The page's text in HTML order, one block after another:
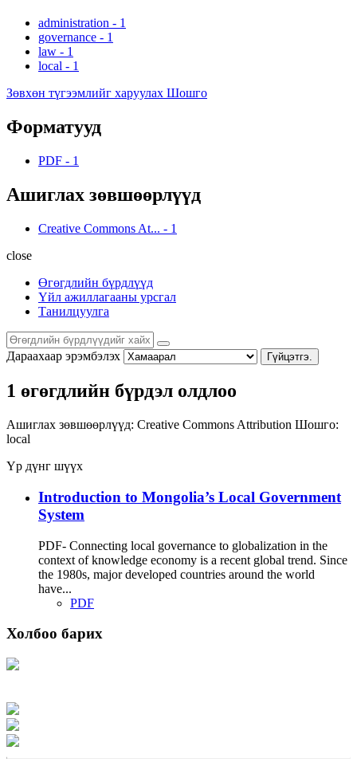
administration - 1
governance - 1
law - 1
local - 1
Зөвхөн түгээмлийг харуулах Шошго
Форматууд
PDF - 1
Ашиглах зөвшөөрлүүд
Creative Commons At... - 1
close
Өгөгдлийн бүрдлүүд
Үйл ажиллагааны урсгал
Танилцуулга
Дараахаар эрэмбэлэх Гүйцэтгэ.
1 өгөгдлийн бүрдэл олдлоо
Ашиглах зөвшөөрлүүд: Creative Commons Attribution Шошго:
local
Үр дүнг шүүх
Introduction to Mongolia’s Local Government
System
PDF- Connecting local governance to globalization in the
context of knowledge economy is a recent global trend. Since
the 1980s, major developed countries around the world
have...
PDF
Холбоо барих